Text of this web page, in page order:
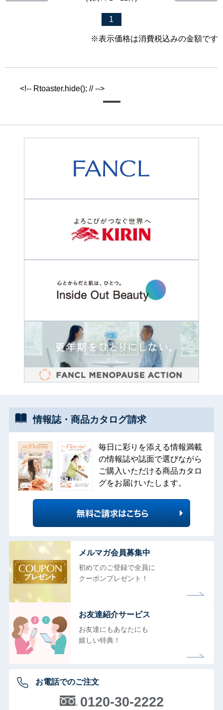
1
※表示価格は消費税込みの金額です
情報誌・ 商品カタログ請求
毎日に彩りを添える情報満載
の情報誌や誌面で選びながら
ご購入いただける商品カタロ
グをお届けいたします。
メルマガ会員募集中
初めてのご登録で全員に
クーポンプレゼント！
お友達紹介サービス
お友達にもあなたにも
嬉しい特典！
お電話でのご注文
0120-30-2222